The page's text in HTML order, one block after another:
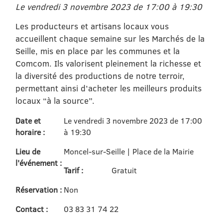
Le vendredi 3 novembre 2023 de 17:00 à 19:30
Les producteurs et artisans locaux vous
accueillent chaque semaine sur les Marchés de la
Seille, mis en place par les communes et la
Comcom. Ils valorisent pleinement la richesse et
la diversité des productions de notre terroir,
permettant ainsi d’acheter les meilleurs produits
locaux “à la source”.
Date et
horaire :
Le vendredi 3 novembre 2023 de 17:00
à 19:30
Lieu de
l'événement :
Moncel-sur-Seille | Place de la Mairie
Tarif :
Gratuit
Réservation : Non
Contact :
03 83 31 74 22